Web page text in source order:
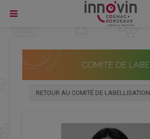
RETOUR AU COMITÉ DE LABELLISATION